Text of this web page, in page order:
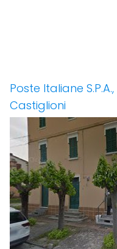
Poste Italiane
Castiglioni